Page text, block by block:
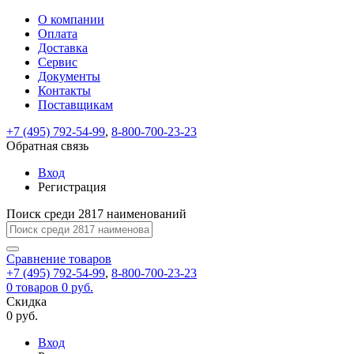
ВходРегистрация
test@example.com
отправлена
по
ней
завершения
регистрации.
Ок
Запомнить
меня
Забыли
Восстановление
пароля
Заполните
форму.
Мы
отправим
ссылку
указанный
электронный
перейдя
по
которой
вы
задать
На
вашу
почту
test@test.ru
ссылка.
Перейдите
по
для
смены
пароля.
Введите
новый
пароль
Сменить
Пароль
успешно
восстановлен
Обратная
связь
Сообщение
пользовательского
сообщение
успешно
отправлено.
О компании
Оплата
Доставка
Сервис
Документы
Контакты
Поставщикам
+7 (495) 792-54-99, 8-800-700-23-23
Обратная связь
Вход
Регистрация
Поиск среди 2817 наименований
Сравнение товаров
+7 (495) 792-54-99, 8-800-700-23-23
0 товаров 0 руб.
Скидка
0 руб.
Вход